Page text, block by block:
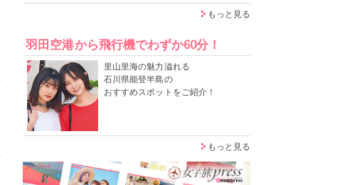
もっと見る
羽田空港から飛行機でわずか60分！
里山里海の魅力溢れる
石川県能登半島の
おすすめスポットをご紹介！
もっと見る